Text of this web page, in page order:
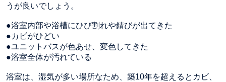
うが良いでしょう。
●浴室内部や浴槽にひび割れや錆びが出てきた
●カビがひどい
●ユニットバスが色あせ、変色してきた
●浴室全体が汚れている
浴室は、湿気が多い場所なため、築10年を超えるとカビ、